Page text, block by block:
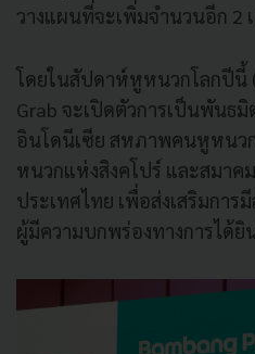
วางแผนที่จะเพิ่มจำนวนอีก 2
โดยในสัปดาห์หูหนวกโลกปีนี้
Grab จะเปิดตัวการเป็นพันธ
อินโดนีเซีย สหภาพคนหูหนว
หนวกแห่งสิงคโปร์ และสมา
ประเทศไทย เพื่อส่งเสริมกา
ผู้มีความบกพร่องทางการได้